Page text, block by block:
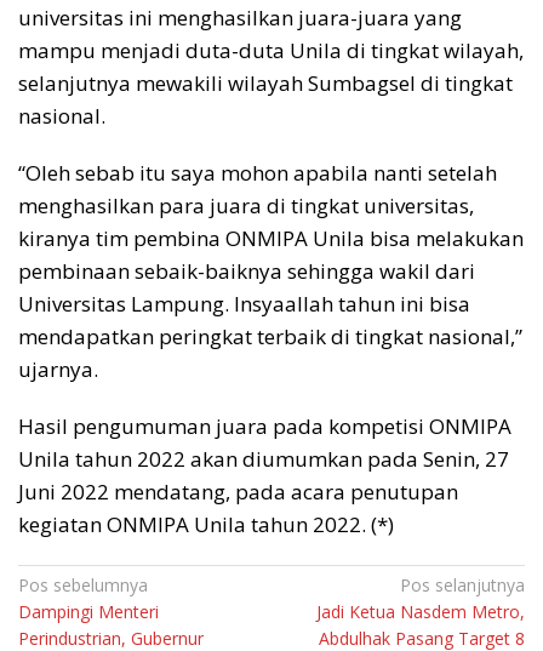
universitas ini menghasilkan juara-juara yang
mampu menjadi duta-duta Unila di tingkat wilayah,
selanjutnya mewakili wilayah Sumbagsel di tingkat
nasional.
“Oleh sebab itu saya mohon apabila nanti setelah
menghasilkan para juara di tingkat universitas,
kiranya tim pembina ONMIPA Unila bisa melakukan
pembinaan sebaik-baiknya sehingga wakil dari
Universitas Lampung. Insyaallah tahun ini bisa
mendapatkan peringkat terbaik di tingkat nasional,”
ujarnya.
Hasil pengumuman juara pada kompetisi ONMIPA
Unila tahun 2022 akan diumumkan pada Senin, 27
Juni 2022 mendatang, pada acara penutupan
kegiatan ONMIPA Unila tahun 2022. (*)
Navigasi
pos
Pos sebelumnya
Dampingi Menteri
Perindustrian, Gubernur
Pos selanjutnya
Jadi Ketua Nasdem Metro,
Abdulhak Pasang Target 8